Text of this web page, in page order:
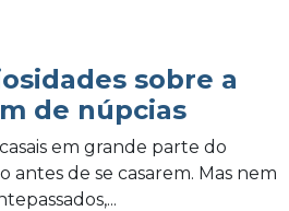
sobre a
de núpcias
em grande parte do
de se casarem. Mas nem